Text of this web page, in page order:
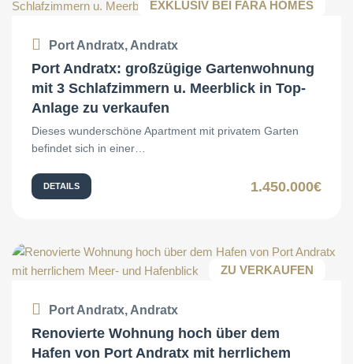
EXKLUSIV BEI FARA HOMES
Port Andratx, Andratx
Port Andratx: großzügige Gartenwohnung
mit 3 Schlafzimmern u. Meerblick in Top-
Anlage zu verkaufen
Dieses wunderschöne Apartment mit privatem Garten
befindet sich in einer…
DETAILS 1.450.000€
ZU VERKAUFEN
Port Andratx, Andratx
Renovierte Wohnung hoch über dem
Hafen von Port Andratx mit herrlichem